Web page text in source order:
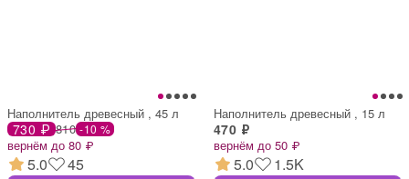
Наполнитель древесный , 45 л
730 ₽ 810 -10 %
вернём до 80 ₽
5.0 45
Наполнитель древесный , 15 л
470 ₽
вернём до 50 ₽
5.0 1.5K